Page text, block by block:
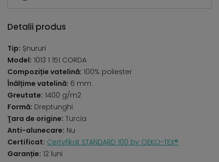
Detalii produs
Tip: Șnururi
Model: 1013 1 151 CORDA
Compoziție vatelină: 100% poliester
Înălțime vatelină: 6 mm
Greutate: 1400 g/m2
Formă: Dreptunghi
Ţara de origine: Turcia
Anti-alunecare: Nu
Certificat: Certyfikat STANDARD 100 by OEKO-TEX®
Garanție: 12 luni